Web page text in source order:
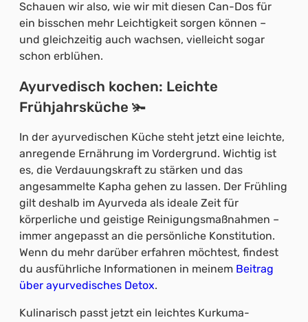
Schauen wir also, wie wir mit diesen Can-Dos für
ein bisschen mehr Leichtigkeit sorgen können –
und gleichzeitig auch wachsen, vielleicht sogar
schon erblühen.
Ayurvedisch kochen: Leichte
Frühjahrsküche 🫚
In der ayurvedischen Küche steht jetzt eine leichte,
anregende Ernährung im Vordergrund. Wichtig ist
es, die Verdauungskraft zu stärken und das
angesammelte Kapha gehen zu lassen. Der Frühling
gilt deshalb im Ayurveda als ideale Zeit für
körperliche und geistige Reinigungsmaßnahmen –
immer angepasst an die persönliche Konstitution.
Wenn du mehr darüber erfahren möchtest, findest
du ausführliche Informationen in meinem Beitrag
über ayurvedisches Detox.
Kulinarisch passt jetzt ein leichtes Kurkuma-